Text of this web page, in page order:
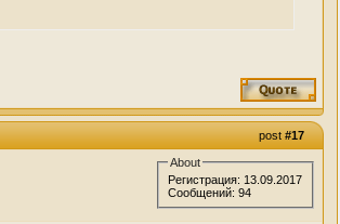
post#17
About
Регистрация: 13.09.2017
Сообщений: 94